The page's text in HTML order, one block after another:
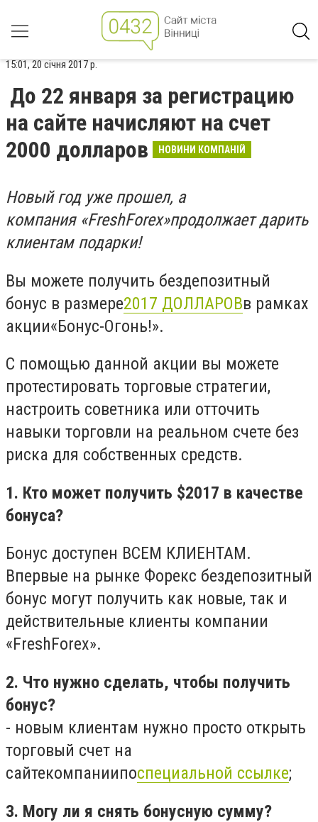
15:01, 20 січня 2017 р.
До 22 января за регистрацию
на сайте начисляют на счет
2000 долларов
НОВИНИ КОМПАНІЙ
Новый год уже прошел, а
компания «FreshForex»продолжает дарить
клиентам подарки!
Вы можете получить бездепозитный
бонус в размере2017 ДОЛЛАРОВв рамках
акции«Бонус-Огонь!».
С помощью данной акции вы можете
протестировать торговые стратегии,
настроить советника или отточить
навыки торговли на реальном счете без
риска для собственных средств.
1. Кто может получить $2017 в качестве
бонуса?
Бонус доступен ВСЕМ КЛИЕНТАМ.
Впервые на рынке Форекс бездепозитный
бонус могут получить как новые, так и
действительные клиенты компании
«FreshForex».
2. Что нужно сделать, чтобы получить
бонус?
- новым клиентам нужно просто открыть
торговый счет на
сайтекомпаниипоспециальной ссылке;
3. Могу ли я снять бонусную сумму?